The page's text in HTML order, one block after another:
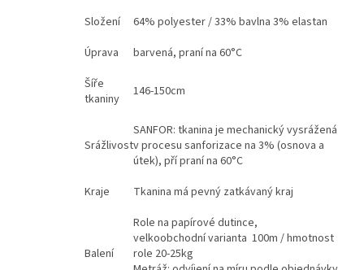
Složení
64% polyester / 33% bavlna 3% elastan
Úprava
barvená, praní na 60°C
Šíře
tkaniny
146-150cm
Srážlivost
SANFOR: tkanina je mechanický vysrážená
v procesu sanforizace na 3% (osnova a
útek), pří praní na 60°C
Kraje
Tkanina má pevný zatkávaný kraj
Balení
Role na papírové dutince,
velkoobchodní varianta 100m / hmotnost
role 20-25kg